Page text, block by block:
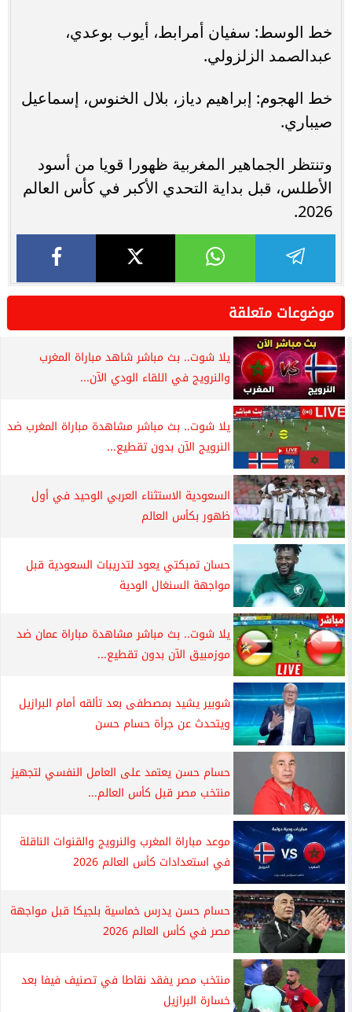
خط الوسط: سفيان أمرابط، أيوب بوعدي،
عبدالصمد الزلزولي.
خط الهجوم: إبراهيم دياز، بلال الخنوس، إسماعيل
صيباري.
وتنتظر الجماهير المغربية ظهورا قويا من أسود
الأطلس، قبل بداية التحدي الأكبر في كأس العالم
2026.
موضوعات متعلقة
يلا شوت.. بث مباشر شاهد مباراة المغرب
والنرويج في اللقاء الودي الآن...
يلا شوت.. بث مباشر مشاهدة مباراة المغرب ضد
النرويج الآن بدون تقطيع...
السعودية الاستثناء العربي الوحيد في أول
ظهور بكأس العالم
حسان تمبكتي يعود لتدريبات السعودية قبل
مواجهة السنغال الودية
يلا شوت.. بث مباشر مشاهدة مباراة عمان ضد
موزمبيق الآن بدون تقطيع...
شوبير يشيد بمصطفى بعد تألقه أمام البرازيل
ويتحدث عن جرأة حسام حسن
حسام حسن يعتمد على العامل النفسي لتجهيز
منتخب مصر قبل كأس العالم...
موعد مباراة المغرب والنرويج والقنوات الناقلة
في استعدادات كأس العالم 2026
حسام حسن يدرس خماسية بلجيكا قبل مواجهة
مصر في كأس العالم 2026
منتخب مصر يفقد نقاطا في تصنيف فيفا بعد
خسارة البرازيل